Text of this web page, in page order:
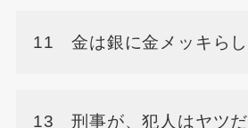
11 金は銀に金メッキら
13 刑事が、犯人はヤツだ